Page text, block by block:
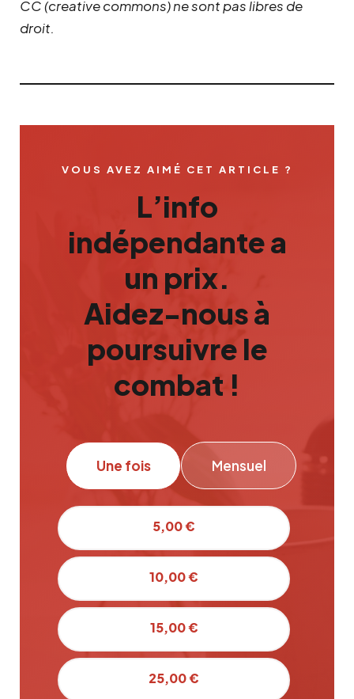
CC (creative commons) ne sont pas libres de
droit.
VOUS AVEZ AIMÉ CET ARTICLE ?
L’info
indépendante a
un prix.
Aidez-nous à
poursuivre le
combat !
Une fois Mensuel
5,00 €
10,00 €
15,00 €
25,00 €